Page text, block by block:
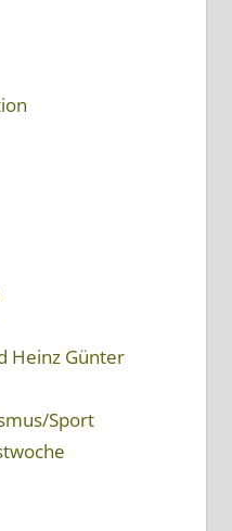
Heinz Günter
Sport